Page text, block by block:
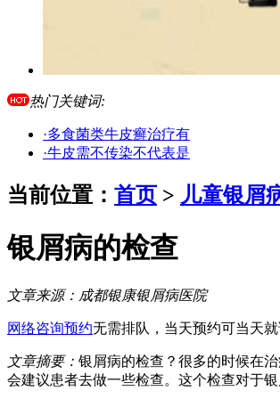
热门关键词:
·多食菌类牛皮癣治疗有
·牛皮需不传染不代表是
当前位置： 首页 > 儿童银屑
银屑病的检查
文章来源： 成都银康银屑病医院
网络咨询预约无需排队，当天预约可当天就
文章摘要： 银屑病的检查？很多的时候在
会建议患者去做一些检查。这个检查对于